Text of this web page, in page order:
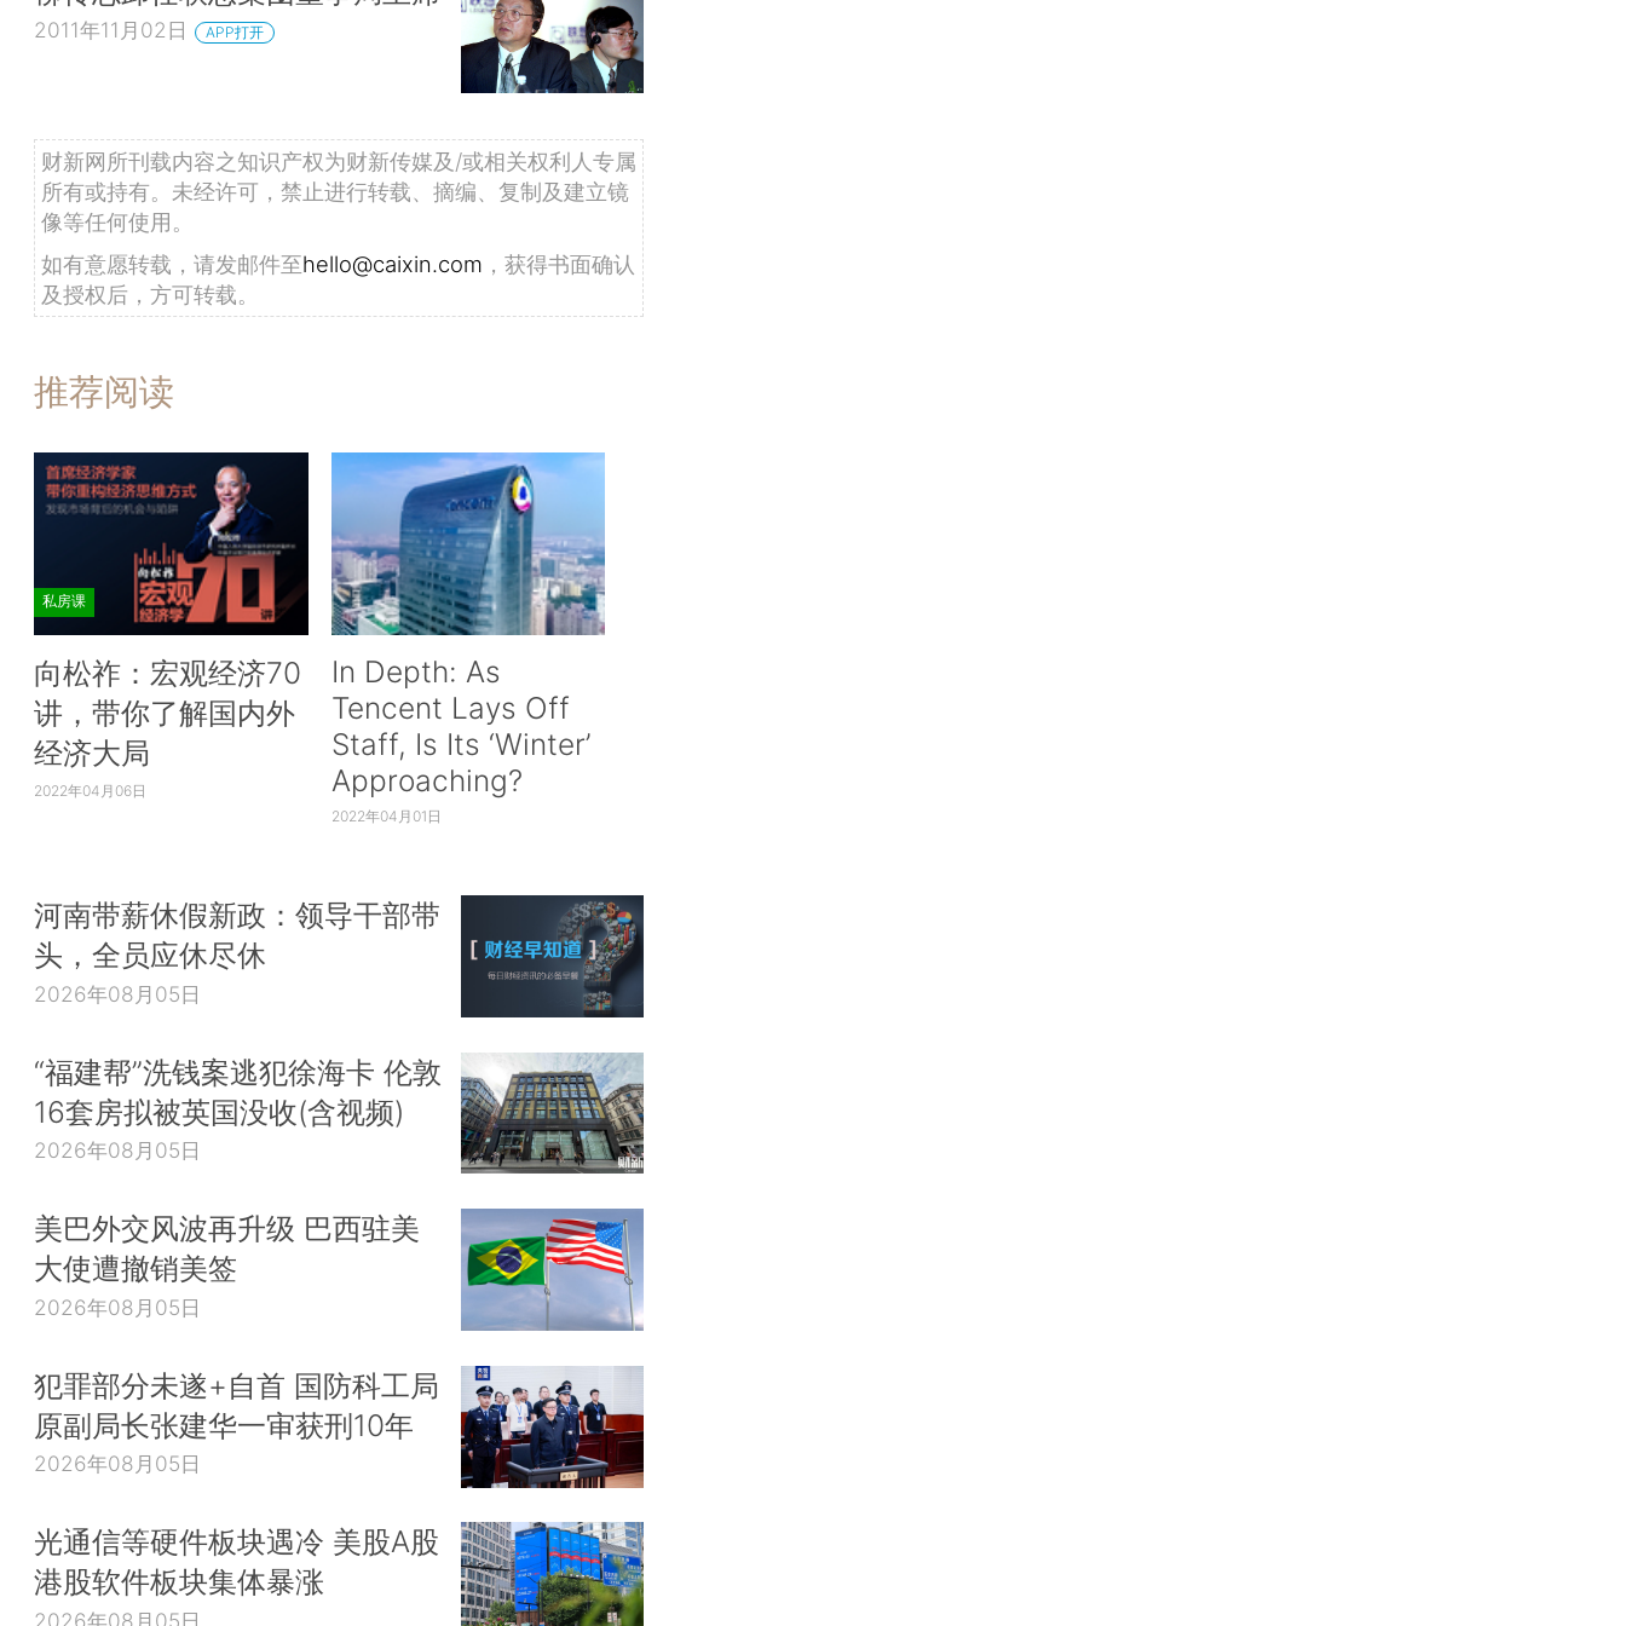
2011年11月02日 APP打开
财新网所刊载内容之知识产权为财新传媒及/或相关权利人专属
所有或持有。未经许可，禁止进行转载、摘编、复制及建立镜
像等任何使用。
如有意愿转载，请发邮件至hello@caixin.com ，获得书面确认
及授权后，方可转载。
推荐阅读
私房课
向松祚：宏观经济70
讲，带你了解国内外
经济大局
2022年04月06日
In Depth: As
Tencent Lays Off
Staff, Is Its ‘Winter’
Approaching?
2022年04月01日
河南带薪休假新政：领导干部带
头，全员应休尽休
2026年08月05日
“福建帮”洗钱案逃犯徐海卡 伦敦
16套房拟被英国没收(含视频)
2026年08月05日
美巴外交风波再升级 巴西驻美
大使遭撤销美签
2026年08月05日
犯罪部分未遂+自首 国防科工局
原副局长张建华一审获刑10年
2026年08月05日
光通信等硬件板块遇冷 美股A股
港股软件板块集体暴涨
2026年08月05日